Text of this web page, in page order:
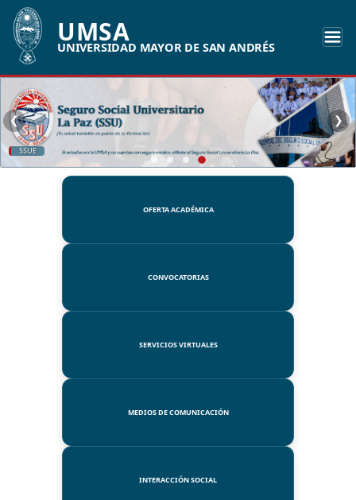
UMSA
UNIVERSIDAD MAYOR DE SAN ANDRÉS
SSUE
❮ ❯
OFERTA ACADÉMICA
CONVOCATORIAS
SERVICIOS VIRTUALES
MEDIOS DE COMUNICACIÓN
INTERACCIÓN SOCIAL